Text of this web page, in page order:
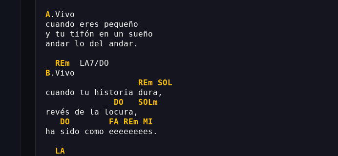
A.Vivo
cuando eres pequeño
y tu tifón en un sueño
andar lo del andar.
REm LA7/DO
B .Vivo
REm
SOL
cuando tu historia dura,
DO
SOLm
revés de la locura,
DO
FA REm MI
ha sido como eeeeeeees.
LA